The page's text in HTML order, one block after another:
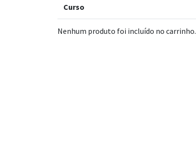
Curso
Nenhum produto foi incluído no carrinho.